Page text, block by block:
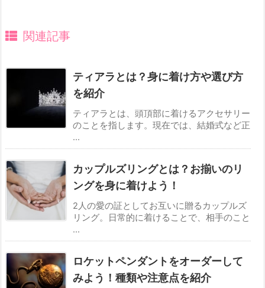
関連記事
ティアラとは？身に着け方や選び方
を紹介
ティアラとは、頭頂部に着けるアクセサリー
のことを指します。現在では、結婚式など正
...
カップルズリングとは？お揃いのリ
ングを身に着けよう！
2人の愛の証としてお互いに贈るカップルズ
リング。日常的に着けることで、相手のこと
...
ロケットペンダントをオーダーして
みよう！種類や注意点を紹介